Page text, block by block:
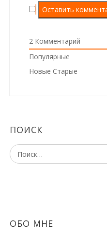
2 Комментарий
Популярные
Новые Старые
ПОИСК
ОБО МНЕ